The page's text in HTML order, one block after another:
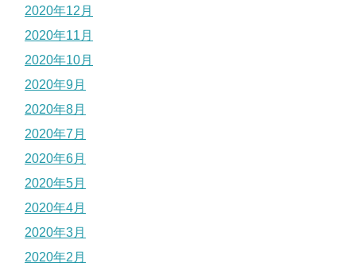
2020年12月
2020年11月
2020年10月
2020年9月
2020年8月
2020年7月
2020年6月
2020年5月
2020年4月
2020年3月
2020年2月